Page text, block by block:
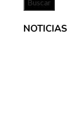
NOTICIAS